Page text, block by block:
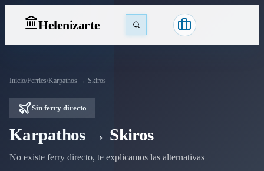
Helenizarte
Inicio/Ferries/Karpathos → Skiros
Sin ferry directo
Karpathos → Skiros
No existe ferry directo, te explicamos las alternativas